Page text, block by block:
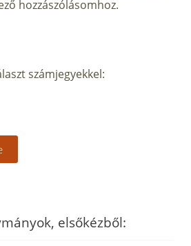
hozzászólásomhoz.
számjegyekkel:
elsőkézből: